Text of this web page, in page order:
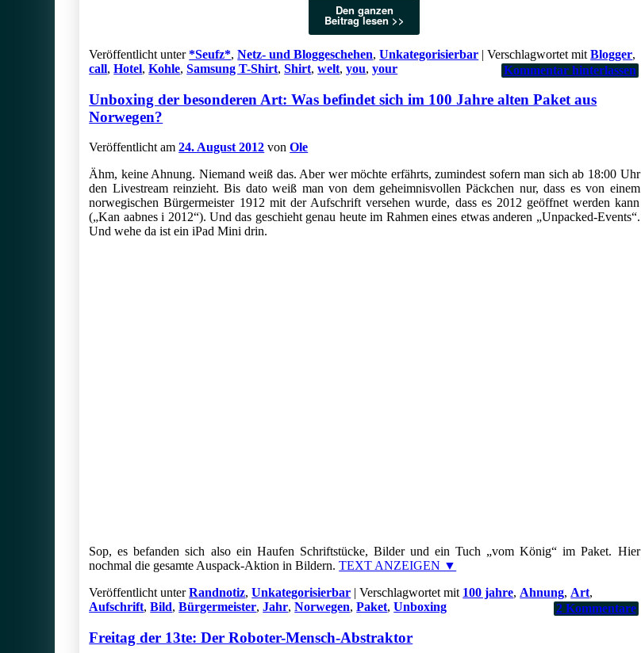
Den ganzen
Beitrag lesen >>
Veröffentlicht unter *Seufz*,Netz- und Bloggeschehen,Unkategorisierbar |Verschlagwortet mit Blogger,
call,Hotel,Kohle,Samsung T-Shirt,Shirt,welt,you,your Kommentar hinterlassen
Unboxing der besonderen Art: Was befindet sich im 100 Jahre alten Paket aus
Norwegen?
Veröffentlicht am24. August 2012 vonOle
Ähm, keine Ahnung. Niemand weiß das. Aber wer möchte erfährts, zumindest sofern man sich ab 18:00 Uhr
den Livestream reinzieht. Bis dato weiß man von dem geheimnisvollen Päckchen nur, dass es von einem
norwegischen Bürgermeister 1912 mit der Aufschrift versehen wurde, dass es 2012 geöffnet werden kann
(„Kan aabnes i 2012“). Und das geschieht genau heute im Rahmen eines etwas anderen „Unpacked-Events“.
Und wehe da ist ein iPad Mini drin.
Sop, es befanden sich also ein Haufen Schriftstücke, Bilder und ein Tuch „vom König“ im Paket. Hier
nochmal die gesamte Auspack-Aktion in Bildern.TEXT ANZEIGEN ▼
Veröffentlicht unter Randnotiz,Unkategorisierbar |Verschlagwortet mit 100 jahre,Ahnung,Art,
Aufschrift,Bild,Bürgermeister,Jahr,Norwegen,Paket,Unboxing 2Kommentare
Freitag der 13te: Der Roboter-Mensch-Abstraktor